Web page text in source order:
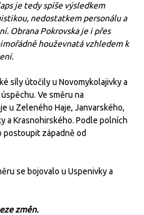
je tedy spíše výsledkem
nedostatkem personálu a
Obrana Pokrovska je i přes
houževnatá vzhledem k
síly útočily u Novomykolajivky a
Ve směru na
u Zeleného Haje, Janvarského,
a Krasnohirského. Podle polních
postoupit západně od
se bojovalo u Uspenivky a
změn.